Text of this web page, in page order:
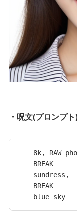
・呪文(プロンプト)
8k, RAW
BREAK
sundress,
BREAK
blue sky